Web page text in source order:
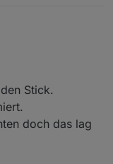
da oben.
Stick.
doch das lag